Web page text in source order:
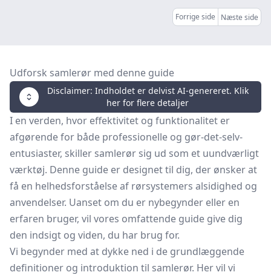
Forrige side Næste side
Udforsk samlerør med denne guide
Disclaimer: Indholdet er delvist AI-genereret. Klik
her for flere detaljer
I en verden, hvor effektivitet og funktionalitet er
afgørende for både professionelle og gør-det-selv-
entusiaster, skiller samlerør sig ud som et uundværligt
værktøj. Denne guide er designet til dig, der ønsker at
få en helhedsforståelse af rørsystemers alsidighed og
anvendelser. Uanset om du er nybegynder eller en
erfaren bruger, vil vores omfattende guide give dig
den indsigt og viden, du har brug for.
Vi begynder med at dykke ned i de grundlæggende
definitioner og introduktion til samlerør. Her vil vi